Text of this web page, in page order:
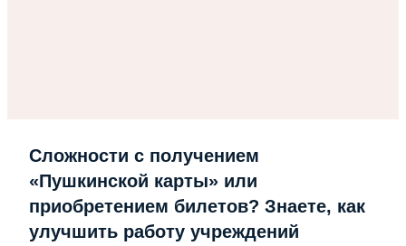
Сложности с получением
«Пушкинской карты» или
приобретением билетов? Знаете, как
улучшить работу учреждений